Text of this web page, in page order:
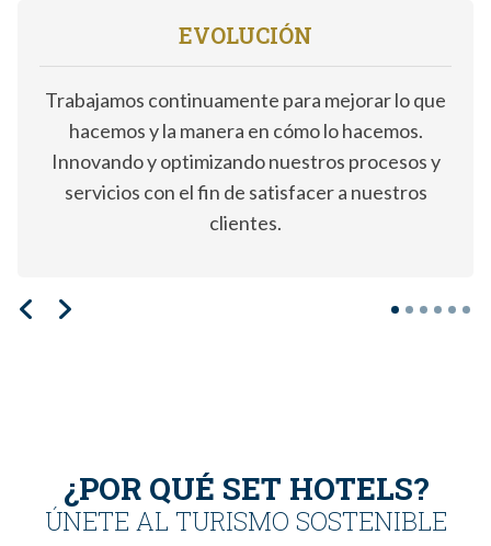
EVOLUCIÓN
Trabajamos continuamente para mejorar lo que
hacemos y la manera en cómo lo hacemos.
Innovando y optimizando nuestros procesos y
servicios con el fin de satisfacer a nuestros
clientes.
¿POR QUÉ SET HOTELS?
ÚNETE AL TURISMO SOSTENIBLE